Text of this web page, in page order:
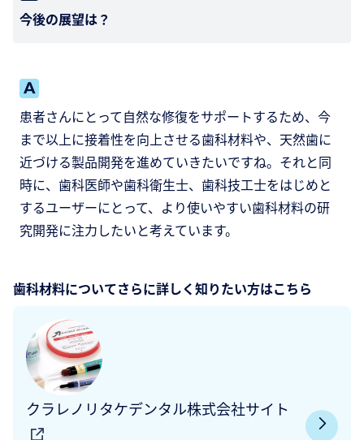
今後の展望は？
患者さんにとって自然な修復をサポートするため、今
まで以上に接着性を向上させる歯科材料や、天然歯に
近づける製品開発を進めていきたいですね。それと同
時に、歯科医師や歯科衛生士、歯科技工士をはじめと
するユーザーにとって、より使いやすい歯科材料の研
究開発に注力したいと考えています。
歯科材料についてさらに詳しく知りたい方はこちら
クラレノリタケデンタル株式会社サイト